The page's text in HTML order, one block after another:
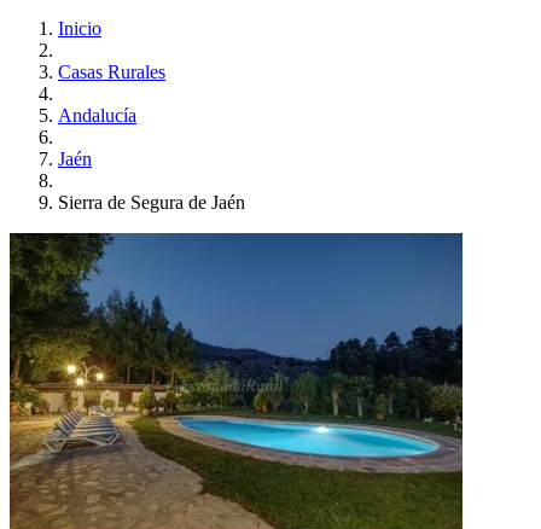
Inicio
Casas Rurales
Andalucía
Jaén
Sierra de Segura de Jaén